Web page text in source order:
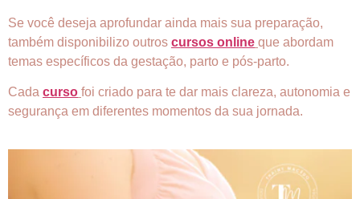
Se você deseja aprofundar ainda mais sua preparação,
também disponibilizo outros cursos online que abordam
temas específicos da gestação, parto e pós-parto.
Cada curso foi criado para te dar mais clareza, autonomia e
segurança em diferentes momentos da sua jornada.